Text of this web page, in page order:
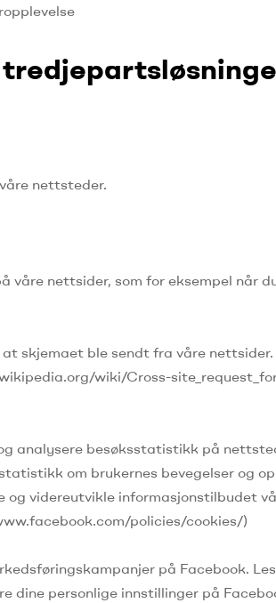
nettsteder.
nettsider, som for eksempel når
skjemaet ble sendt fra våre nettsider.
wiki/Cross-
analysere besøksstatistikk på
om brukernes bevegelser og
og videreutvikle informasjonstilbudet
policies/cookies/)
på Facebook.
dine personlige innstillinger på